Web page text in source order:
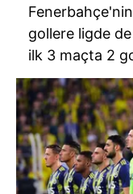
Fenerbahçe'nin
gollere ligde
ilk 3 maçta 2